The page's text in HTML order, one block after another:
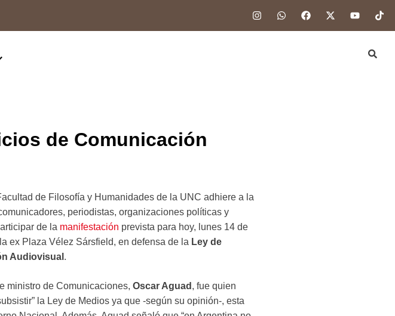
de Comunicación
de Filosofía y Humanidades de la UNC adhiere a la
periodistas, organizaciones políticas y
de la manifestación prevista para hoy, lunes 14 de
ex Plaza Vélez Sársfield, en defensa de la Ley de
Audiovisual .
ministro de Comunicaciones, Oscar Aguad , fue quien
la Ley de Medios ya que -según su opinión-, esta